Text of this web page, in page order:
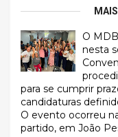
O
nesta
para se cumprir
candidaturas
O evento ocorreu
partido, em João